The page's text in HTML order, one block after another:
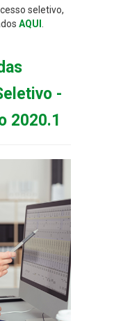
seletivo,
AQUI .
-
2020.1